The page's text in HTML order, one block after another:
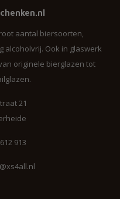
aantal biersoorten,
alcoholvrij. Ook in glaswerk
originele bierglazen tot
21
913